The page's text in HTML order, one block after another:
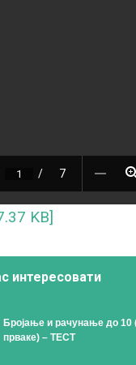
KB]
интересовати
Бројање и рачунање до 10
прваке) – ТЕСТ